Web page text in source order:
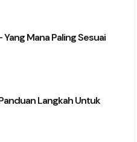
Mana Paling Sesuai
Langkah Untuk